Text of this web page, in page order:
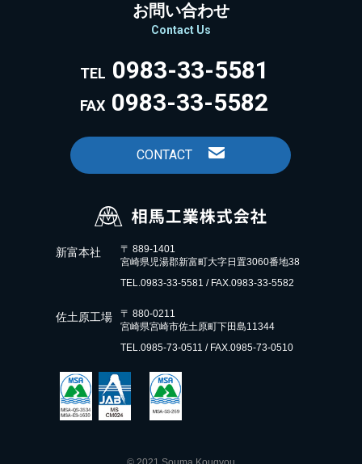
お問い合わせ
Contact Us
TEL 0983-33-5581
FAX 0983-33-5582
CONTACT
新富本社
〒 889-1401
宮崎県児湯郡新富町大字日置3060番地38
TEL.0983-33-5581 / FAX.0983-33-5582
佐土原工場
〒 880-0211
宮崎県宮崎市佐土原町下田島11344
TEL.0985-73-0511 / FAX.0985-73-0510